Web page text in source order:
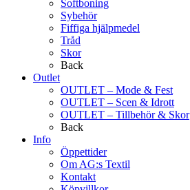
Softboning
Sybehör
Fiffiga hjälpmedel
Tråd
Skor
Back
Outlet
OUTLET – Mode & Fest
OUTLET – Scen & Idrott
OUTLET – Tillbehör & Skor
Back
Info
Öppettider
Om AG:s Textil
Kontakt